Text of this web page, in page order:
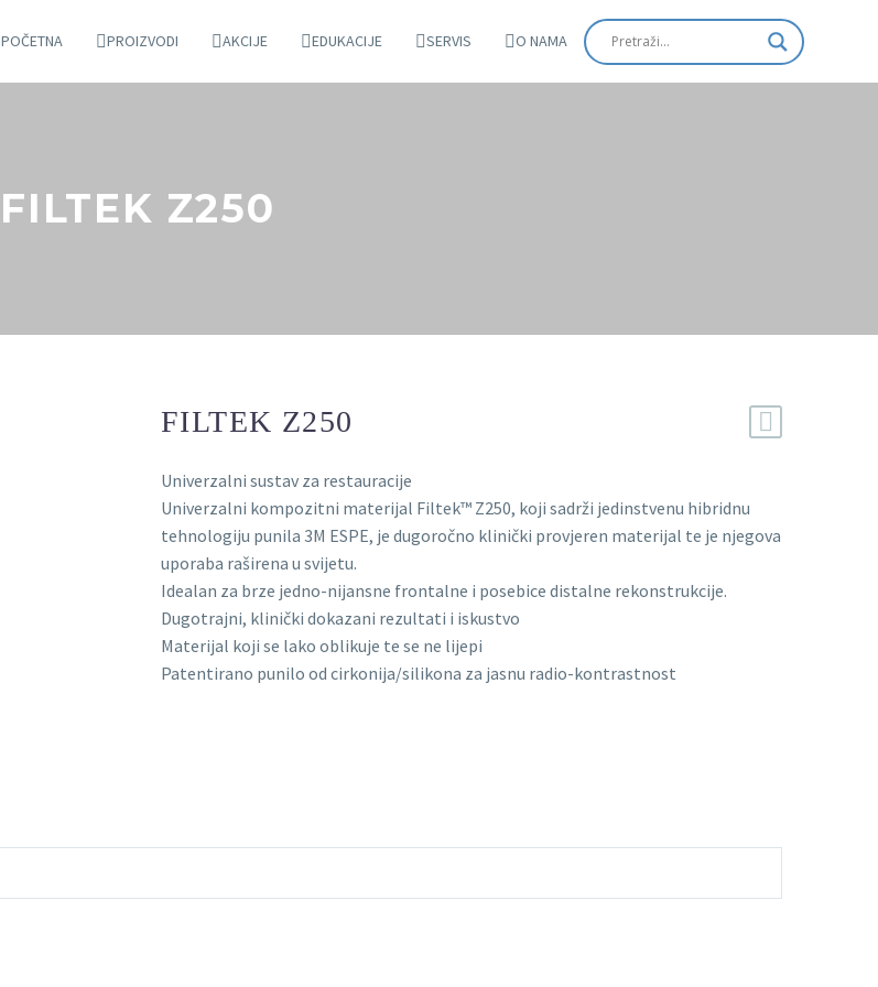
POČETNA PROIZVODI AKCIJE EDUKACIJE SERVIS O NAMA
FILTEK Z250
FILTEK Z250
Univerzalni sustav za restauracije
Univerzalni kompozitni materijal Filtek™ Z250, koji sadrži jedinstvenu hibridnu
tehnologiju punila 3M ESPE, je dugoročno klinički provjeren materijal te je njegova
uporaba raširena u svijetu.
Idealan za brze jedno-nijansne frontalne i posebice distalne rekonstrukcije.
Dugotrajni, klinički dokazani rezultati i iskustvo
Materijal koji se lako oblikuje te se ne lijepi
Patentirano punilo od cirkonija/silikona za jasnu radio-kontrastnost